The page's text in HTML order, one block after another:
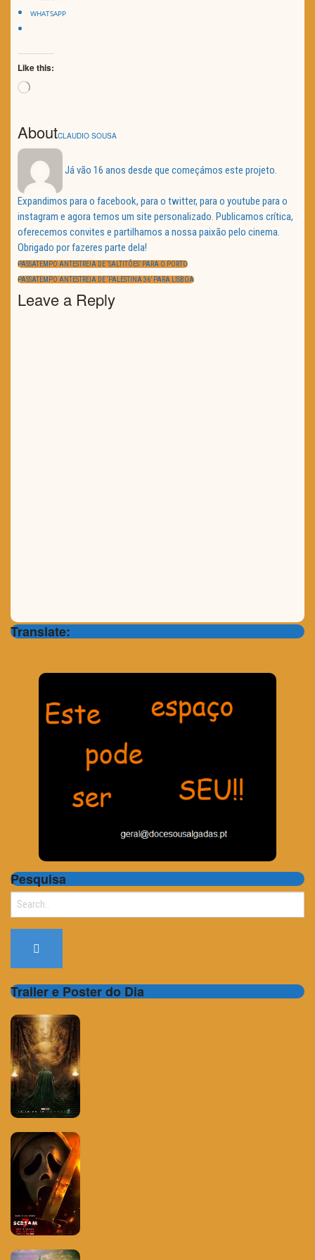
WHATSAPP
Like this:
Loading…
AboutCLAUDIO SOUSA
Já vão 16 anos desde que começámos este projeto.
Expandimos para o facebook, para o twitter, para o youtube para o
instagram e agora temos um site personalizado. Publicamos crítica,
oferecemos convites e partilhamos a nossa paixão pelo cinema.
Obrigado por fazeres parte dela!
Navegação
de
artigos
PREVIOUS
PASSATEMPO ANTESTREIA DE ‘SALTITÕES’ PARA O PORTO
NEXT
PASSATEMPO ANTESTREIA DE ‘PALESTINA 36’ PARA LISBOA
Leave a Reply
Translate:
Pesquisa
Search
Trailer e Poster do Dia